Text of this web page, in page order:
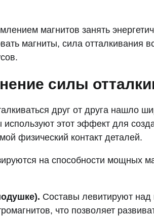
магнитов занять
магниты, сила отталкивания
силы
друг от друга нашло
этот эффект для
физический контакт деталей.
на способности мощных
Составы левитируют над
что позволяет